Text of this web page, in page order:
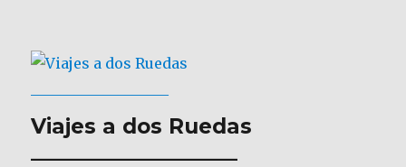
Viajes a dos Ruedas
___________________